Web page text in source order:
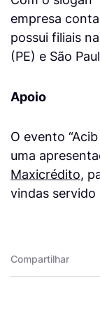
empresa
possui filiais
(PE) e São
Apoio
O evento
uma
Maxicrédito,
vindas servido
Compartilhar